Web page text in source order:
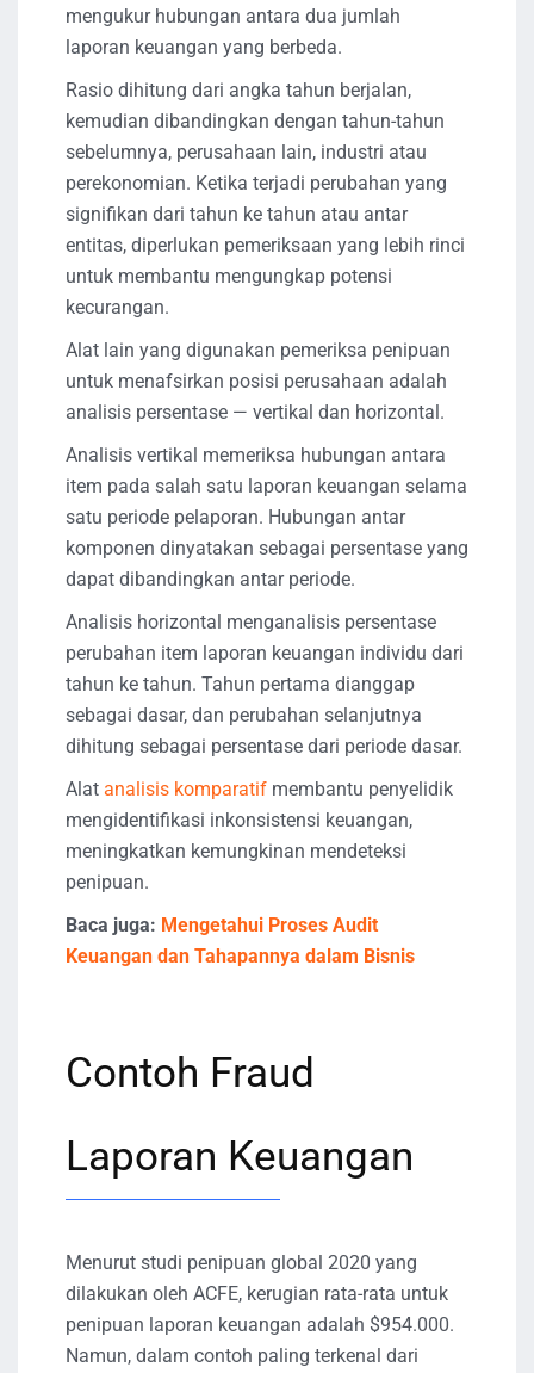
mengukur hubungan antara dua jumlah
laporan keuangan yang berbeda.
Rasio dihitung dari angka tahun berjalan,
kemudian dibandingkan dengan tahun-tahun
sebelumnya, perusahaan lain, industri atau
perekonomian. Ketika terjadi perubahan yang
signifikan dari tahun ke tahun atau antar
entitas, diperlukan pemeriksaan yang lebih rinci
untuk membantu mengungkap potensi
kecurangan.
Alat lain yang digunakan pemeriksa penipuan
untuk menafsirkan posisi perusahaan adalah
analisis persentase — vertikal dan horizontal.
Analisis vertikal memeriksa hubungan antara
item pada salah satu laporan keuangan selama
satu periode pelaporan. Hubungan antar
komponen dinyatakan sebagai persentase yang
dapat dibandingkan antar periode.
Analisis horizontal menganalisis persentase
perubahan item laporan keuangan individu dari
tahun ke tahun. Tahun pertama dianggap
sebagai dasar, dan perubahan selanjutnya
dihitung sebagai persentase dari periode dasar.
Alat analisis komparatif membantu penyelidik
mengidentifikasi inkonsistensi keuangan,
meningkatkan kemungkinan mendeteksi
penipuan.
Baca juga: Mengetahui Proses Audit
Keuangan dan Tahapannya dalam Bisnis
Contoh Fraud
Laporan Keuangan
Menurut studi penipuan global 2020 yang
dilakukan oleh ACFE, kerugian rata-rata untuk
penipuan laporan keuangan adalah $954.000.
Namun, dalam contoh paling terkenal dari